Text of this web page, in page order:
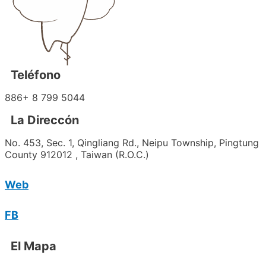
Teléfono
886+ 8 799 5044
La Direccón
No. 453, Sec. 1, Qingliang Rd., Neipu Township, Pingtung
County 912012 , Taiwan (R.O.C.)
Web
FB
El Mapa